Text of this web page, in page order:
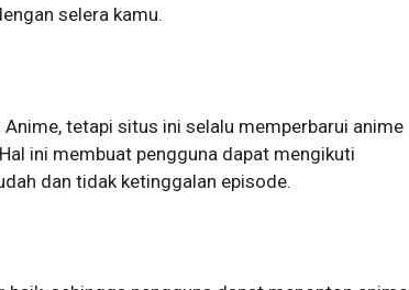
selera kamu.
tetapi situs ini selalu memperbarui anime
ini membuat pengguna dapat mengikuti
dan tidak ketinggalan episode.